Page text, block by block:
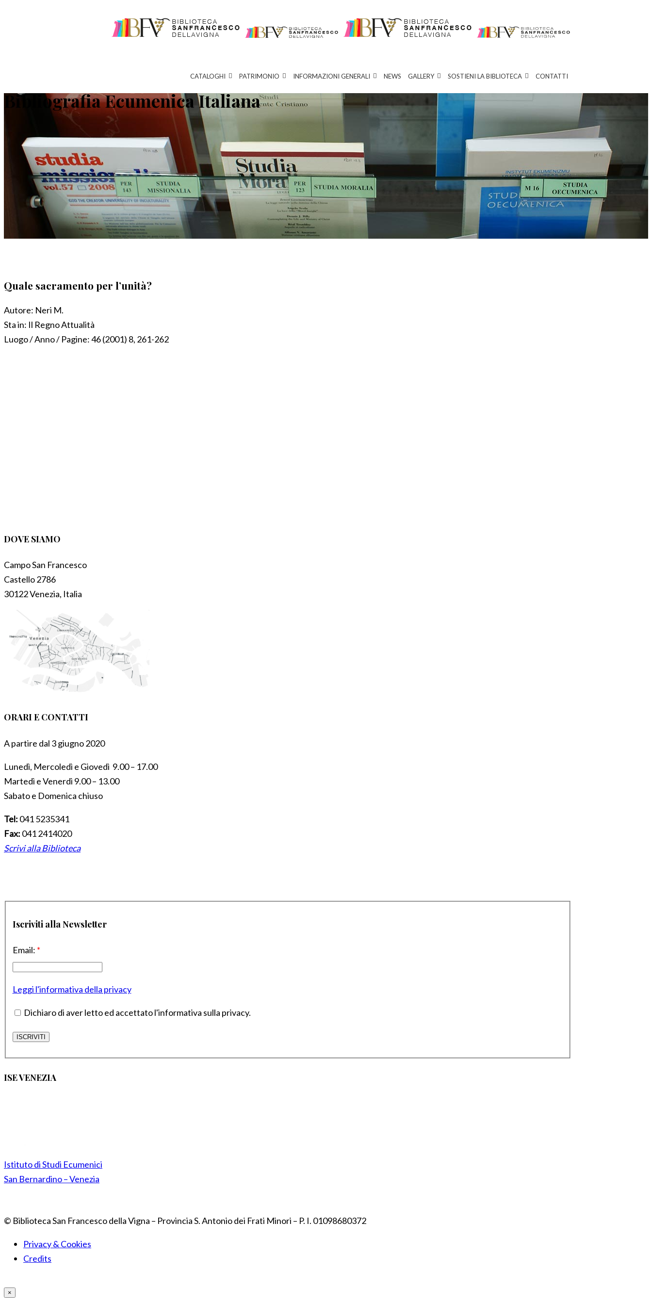
CATALOGHI PATRIMONIO INFORMAZIONI GENERALI NEWS GALLERY SOSTIENI LA BIBLIOTECA CONTATTI
Bibliografia Ecumenica Italiana
Quale sacramento per l’unità?
Autore: Neri M.
Sta in: Il Regno Attualità
Luogo / Anno / Pagine:46 (2001) 8, 261-262
DOVE SIAMO
Campo San Francesco
Castello 2786
30122 Venezia, Italia
ORARI E CONTATTI
A partire dal 3 giugno 2020
Lunedì, Mercoledì e Giovedì 9.00 – 17.00
Martedì e Venerdì 9.00 – 13.00
Sabato e Domenica chiuso
Tel: 041 5235341
Fax: 041 2414020
Scrivi alla Biblioteca
Iscriviti alla Newsletter
Email: *
Leggi l'informativa della privacy
Dichiaro di aver letto ed accettato l'informativa sulla privacy.
ISE VENEZIA
Istituto di Studi Ecumenici
San Bernardino – Venezia
© Biblioteca San Francesco della Vigna – Provincia S. Antonio dei Frati Minori – P. I. 01098680372
Privacy & Cookies
Credits
×